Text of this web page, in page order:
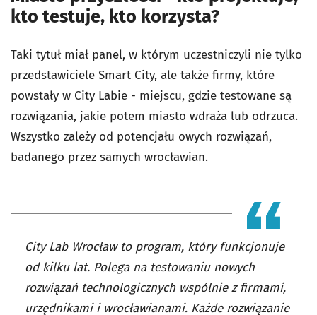
kto testuje, kto korzysta?
Taki tytuł miał panel, w którym uczestniczyli nie tylko
przedstawiciele Smart City, ale także firmy, które
powstały w City Labie - miejscu, gdzie testowane są
rozwiązania, jakie potem miasto wdraża lub odrzuca.
Wszystko zależy od potencjału owych rozwiązań,
badanego przez samych wrocławian.
City Lab Wrocław to program, który funkcjonuje
od kilku lat. Polega na testowaniu nowych
rozwiązań technologicznych wspólnie z firmami,
urzędnikami i wrocławianami. Każde rozwiązanie